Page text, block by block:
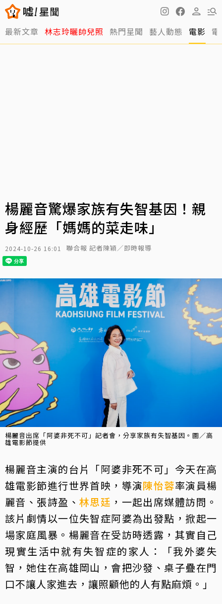
最新文章 林志玲曬帥兒照 熱門星聞 藝人動態 電影
楊麗音驚爆家族有失智基因！親
身經歷「媽媽的菜走味」
2024-10-26 16:01 聯合報 記者陳穎／即時報導
楊麗音出席「阿婆非死不可」記者會，分享家族有失智基因。圖／高
雄電影節提供
楊麗音主演的台片「阿婆非死不可」今天在高
雄電影節進行世界首映，導演陳怡蓉率演員楊
麗音、張詩盈、 林思廷 ，一起出席媒體訪問。
該片劇情以一位失智症阿婆為出發點，掀起一
場家庭風暴。楊麗音在受訪時透露，其實自己
現實生活中就有失智症的家人：「我外婆失
智，她住在高雄岡山，會把沙發、桌子疊在門
口不讓人家進去，讓照顧他的人有點麻煩。」